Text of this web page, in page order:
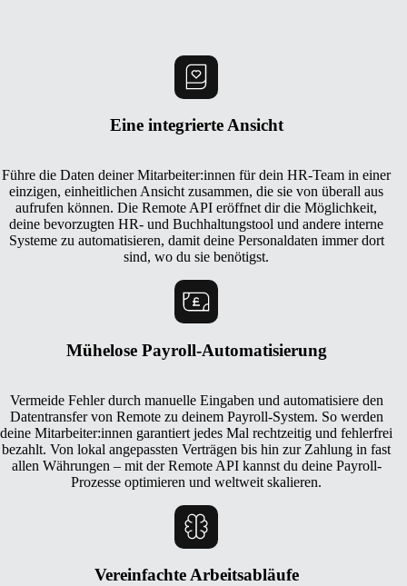
Eine integrierte Ansicht
Führe die Daten deiner Mitarbeiter:innen für dein HR-Team in einer
einzigen, einheitlichen Ansicht zusammen, die sie von überall aus
aufrufen können. Die Remote API eröffnet dir die Möglichkeit,
deine bevorzugten HR- und Buchhaltungstool und andere interne
Systeme zu automatisieren, damit deine Personaldaten immer dort
sind, wo du sie benötigst.
Mühelose Payroll-Automatisierung
Vermeide Fehler durch manuelle Eingaben und automatisiere den
Datentransfer von Remote zu deinem Payroll-System. So werden
deine Mitarbeiter:innen garantiert jedes Mal rechtzeitig und fehlerfrei
bezahlt. Von lokal angepassten Verträgen bis hin zur Zahlung in fast
allen Währungen – mit der Remote API kannst du deine Payroll-
Prozesse optimieren und weltweit skalieren.
Vereinfachte Arbeitsabläufe